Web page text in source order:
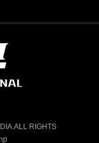
媒體股份有限公司 PILI
RIGHTS